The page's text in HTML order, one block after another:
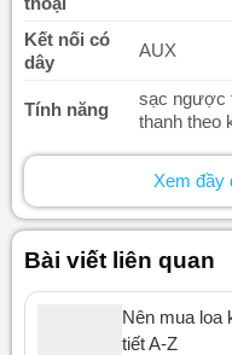
Kết nối có
dây
AUX
Tính năng
sạc ngược
thanh theo
Pin sạc
25,92Wh
Sạc đầy
Sạc
thiết bị di
100 – 240
Xem đầy
Bài viết liên quan
Nên mua loa
tiết A-Z